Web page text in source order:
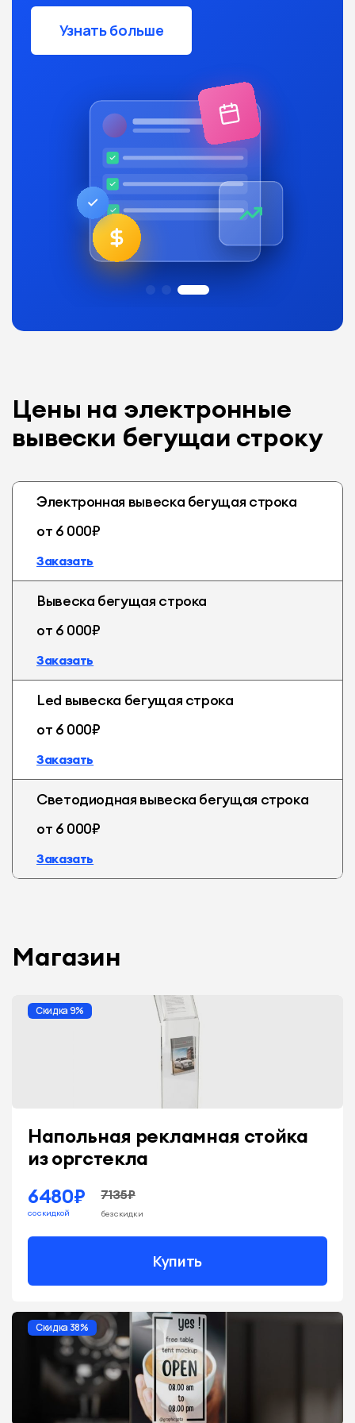
Узнать больше
Цены на электронные
вывески бегущаи строку
Электронная вывеска бегущая строка
от 6 000₽
Заказать
Вывеска бегущая строка
от 6 000₽
Заказать
Led вывеска бегущая строка
от 6 000₽
Заказать
Светодиодная вывеска бегущая строка
от 6 000₽
Заказать
Магазин
Скидка 9%
Напольная рекламная стойка
из оргстекла
6480₽
со скидкой
7135₽
без скидки
Купить
Скидка 38%